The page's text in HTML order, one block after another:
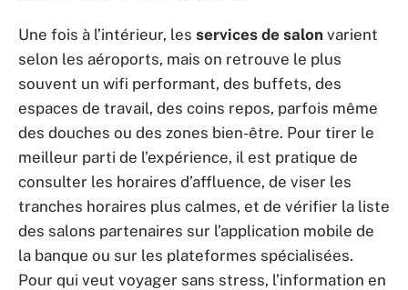
Une fois à l’intérieur, les services de salon varient
selon les aéroports, mais on retrouve le plus
souvent un wifi performant, des buffets, des
espaces de travail, des coins repos, parfois même
des douches ou des zones bien-être. Pour tirer le
meilleur parti de l’expérience, il est pratique de
consulter les horaires d’affluence, de viser les
tranches horaires plus calmes, et de vérifier la liste
des salons partenaires sur l’application mobile de
la banque ou sur les plateformes spécialisées.
Pour qui veut voyager sans stress, l’information en